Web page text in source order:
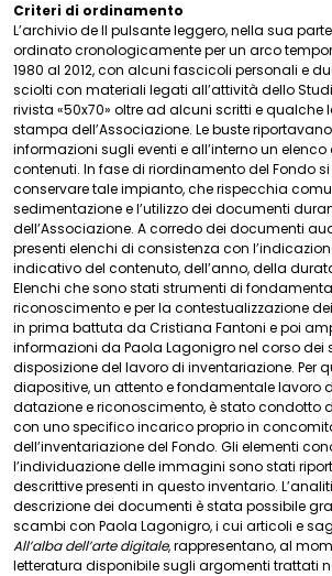
Criteri di ordinamento
L’archivio de Il pulsante leggero, nella sua
ordinato cronologicamente per un arco
1980 al 2012, con alcuni fascicoli personali e
sciolti con materiali legati all’attività dello
rivista «50x70» oltre ad alcuni scritti e qualche
stampa dell’Associazione. Le buste
informazioni sugli eventi e all’interno un
contenuti. In fase di riordinamento del Fondo
conservare tale impianto, che rispecchia
sedimentazione e l’utilizzo dei documenti
dell’Associazione. A corredo dei documenti
presenti elenchi di consistenza con
indicativo del contenuto, dell’anno, della
Elenchi che sono stati strumenti di
riconoscimento e per la contestualizzazione
in prima battuta da Cristiana Fantoni e poi
informazioni da Paola Lagonigro nel corso dei
disposizione del lavoro di inventariazione. Per
diapositive, un attento e fondamentale lavoro
datazione e riconoscimento, è stato condotto
con uno specifico incarico proprio in
dell’inventariazione del Fondo. Gli elementi
l’individuazione delle immagini sono stati
descrittive presenti in questo inventario.
descrizione dei documenti è stata possibile
scambi con Paola Lagonigro, i cui articoli e
All’alba dell’arte digitale, rappresentano, al
letteratura disponibile sugli argomenti trattati